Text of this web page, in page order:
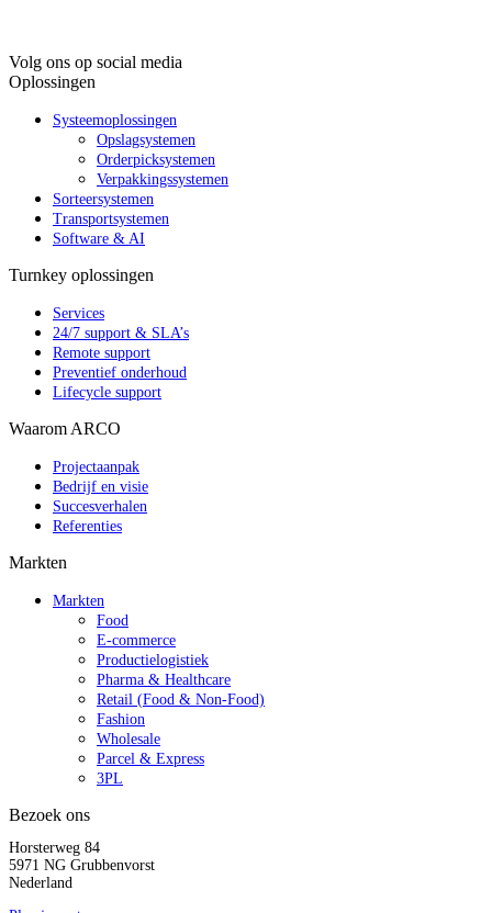
Volg ons op social media
Oplossingen
Systeemoplossingen
Opslagsystemen
Orderpicksystemen
Verpakkingssystemen
Sorteersystemen
Transportsystemen
Software & AI
Turnkey oplossingen
Services
24/7 support & SLA’s
Remote support
Preventief onderhoud
Lifecycle support
Waarom ARCO
Projectaanpak
Bedrijf en visie
Succesverhalen
Referenties
Markten
Markten
Food
E-commerce
Productielogistiek
Pharma & Healthcare
Retail (Food & Non-Food)
Fashion
Wholesale
Parcel & Express
3PL
Bezoek ons
Horsterweg 84
5971 NG Grubbenvorst
Nederland